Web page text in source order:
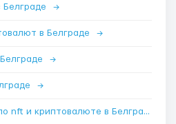
Белграде →
в Белграде →
→
→
Работа Специалистом по nft и криптовалюте в Белграде